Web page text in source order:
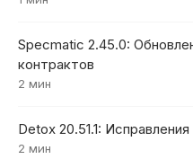
Specmatic 2.45.0:
контрактов
2 мин
Detox 20.51.1:
2 мин